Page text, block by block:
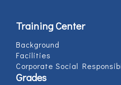
Training Center
Background
Facilities
Corporate Social
Grades